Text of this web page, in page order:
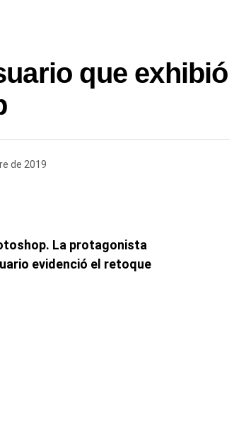
que exhibió
de 2019
La protagonista
evidenció el retoque